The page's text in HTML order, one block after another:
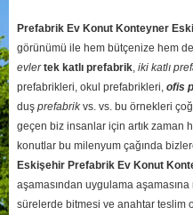
Prefabrik Ev Konut Konteyner
görünümü ile hem bütçenize hem
evler tek katlı prefabrik, iki katlı
prefabrikleri, okul prefabrikleri, ofis
duş prefabrikvs. vs. bu örnekleri
geçen biz insanlar için artık zaman
konutlar bu milenyum çağında
Eskişehir Prefabrik Ev Konut
aşamasından uygulama
sürelerde bitmesi ve anahtar teslim